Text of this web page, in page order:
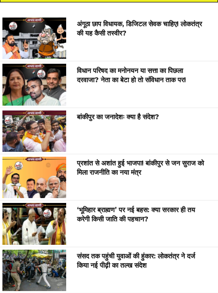
अंगूठा छाप विधायक, डिजिटल सेवक चाहिए! लोकतंत्र
की यह कैसी तस्वीर?
विधान परिषद का मनोनयन या सत्ता का पिछला
दरवाजा? नेता का बेटा हो तो संविधान ताक पर!
बांकीपुर का जनादेशः क्या है संदेश?
प्रशांत से अशांत हुई भाजपा! बांकीपुर से जन सुराज को
मिला राजनीति का नया मंत्र
‘भूमिहार ब्राह्मण’ पर नई बहस: क्या सरकार ही तय
करेगी किसी जाति की पहचान?
संसद तक पहुंची युवाओं की हुंकार: लोकतंत्र ने दर्ज
किया नई पीढ़ी का तल्ख संदेश